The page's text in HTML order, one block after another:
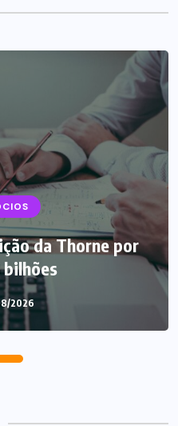
da Thorne por
bilhões
2026
NOTÍCIAS
para alta de
2026